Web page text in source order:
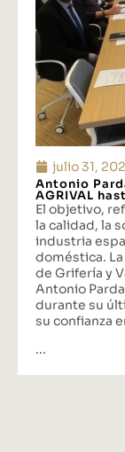
julio 31,
Antonio
AGRIVAL
El objetivo,
la calidad, la
industria
doméstica.
de Grifería y
Antonio
durante su
su confianza
...